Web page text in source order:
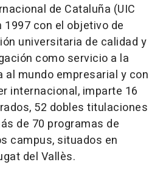
de Cataluña (UIC
con el objetivo de
universitaria de calidad y
como servicio a la
al mundo empresarial y con
internacional, imparte 16
52 dobles titulaciones
de 70 programas de
campus, situados en
del Vallès.